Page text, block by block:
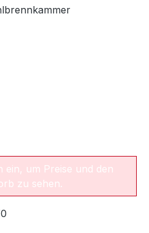
ein, um Preise und den
zu sehen.